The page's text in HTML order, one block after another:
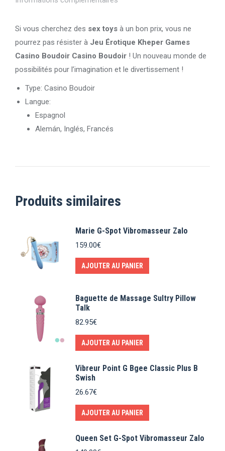
Si vous cherchez des sex toys à un bon prix, vous ne
pourrez pas résister à Jeu Érotique Kheper Games
Casino Boudoir Casino Boudoir ! Un nouveau monde de
possibilités pour l’imagination et le divertissement !
Type: Casino Boudoir
Langue:
Espagnol
Alemán, Inglés, Francés
Produits similaires
Marie G-Spot Vibromasseur Zalo
159.00€
AJOUTER AU PANIER
Baguette de Massage Sultry Pillow
Talk
82.95€
AJOUTER AU PANIER
Vibreur Point G Bgee Classic Plus B
Swish
26.67€
AJOUTER AU PANIER
Queen Set G-Spot Vibromasseur Zalo